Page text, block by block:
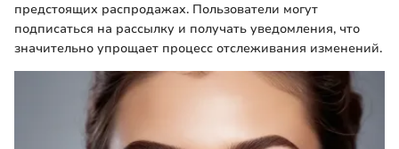
предстоящих распродажах. Пользователи могут
подписаться на рассылку и получать уведомления, что
значительно упрощает процесс отслеживания изменений.